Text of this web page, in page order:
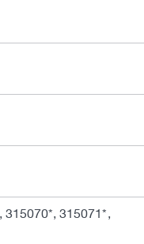
315070*, 315071*,